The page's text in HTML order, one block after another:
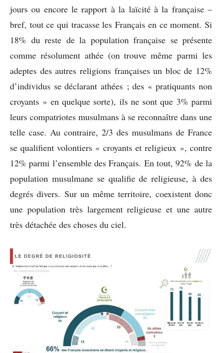
jours ou encore le rapport à la laïcité à la française –
bref, tout ce qui tracasse les Français en ce moment. Si
18% du reste de la population française se présente
comme résolument athée (on trouve même parmi les
adeptes des autres religions françaises un bloc de 12%
d’individus se déclarant athées ; des « pratiquants non
croyants » en quelque sorte), ils ne sont que 3% parmi
leurs compatriotes musulmans à se reconnaître dans une
telle case. Au contraire, 2/3 des musulmans de France
se qualifient volontiers « croyants et religieux », contre
12% parmi l’ensemble des Français. En tout, 92% de la
population musulmane se qualifie de religieuse, à des
degrés divers. Sur un même territoire, coexistent donc
une population très largement religieuse et une autre
très détachée des choses du ciel.